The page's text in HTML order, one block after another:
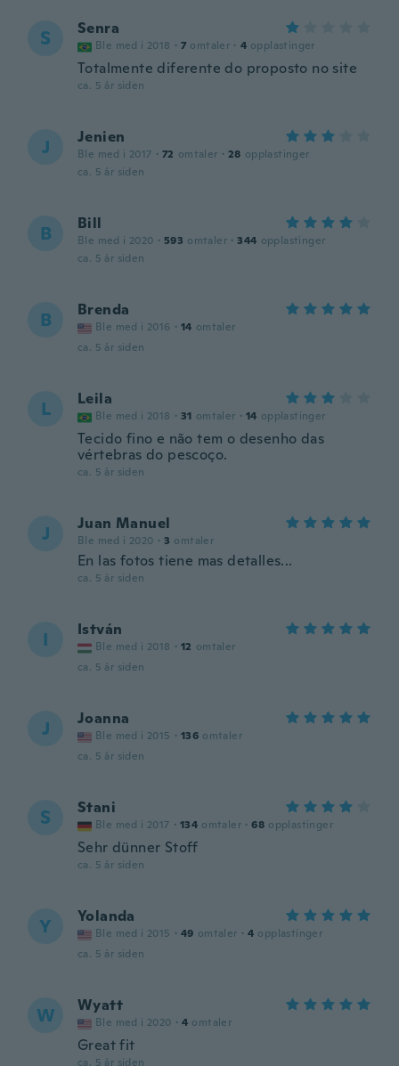
S Senra
Ble med i 2018 · 7 omtaler · 4 opplastinger
Totalmente diferente do proposto no site
ca. 5 år siden
J Jenien
Ble med i 2017 · 72 omtaler · 28 opplastinger
ca. 5 år siden
B Bill
Ble med i 2020 · 593 omtaler · 344 opplastinger
ca. 5 år siden
B Brenda
Ble med i 2016 · 14 omtaler
ca. 5 år siden
L Leila
Ble med i 2018 · 31 omtaler · 14 opplastinger
Tecido fino e não tem o desenho das
vértebras do pescoço.
ca. 5 år siden
J Juan Manuel
Ble med i 2020 · 3 omtaler
En las fotos tiene mas detalles...
ca. 5 år siden
I István
Ble med i 2018 · 12 omtaler
ca. 5 år siden
J Joanna
Ble med i 2015 · 136 omtaler
ca. 5 år siden
S Stani
Ble med i 2017 · 134 omtaler · 68 opplastinger
Sehr dünner Stoff
ca. 5 år siden
Y Yolanda
Ble med i 2015 · 49 omtaler · 4 opplastinger
ca. 5 år siden
W Wyatt
Ble med i 2020 · 4 omtaler
Great fit
ca. 5 år siden